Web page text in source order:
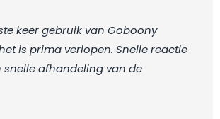
keer gebruik van Goboony
is prima verlopen. Snelle reactie
snelle afhandeling van de